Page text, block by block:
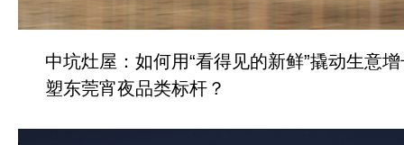
中坑灶屋：如何用“看得见的新鲜”撬动生意
塑东莞宵夜品类标杆？